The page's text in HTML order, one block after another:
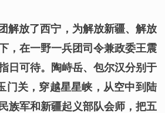
解放了西宁，为解放新疆、解放
，在一野一兵团司令兼政委王震
日可待。陶峙岳、包尔汉分别于
门关，穿越星星峡，从空中到陆
族军和新疆起义部队会师，把五